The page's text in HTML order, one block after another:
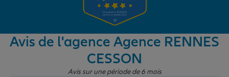
Garantie des accidents de la vie
Assurance scolaire
Avis de l'agence Agence RENNES
CESSON
Avis sur une période de 6 mois